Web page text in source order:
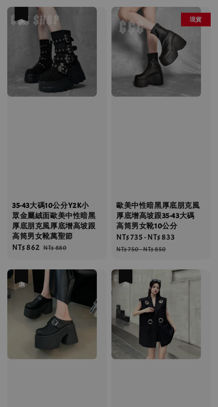
35-43大碼10公分Y2K小
眾金屬絨面歐美中性暗黑
厚底朋克風厚底增高坡跟
高筒男女靴萬聖節
Sale
NT$ 862 Regular
NT$ 880
現貨
歐美中性暗黑厚底朋克風
厚底增高坡跟35-43大碼
高筒男女靴10公分
Sale
price
NT$ 735- NT$ 833
NT$ 750-NT$ 850